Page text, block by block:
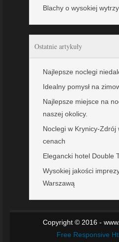
Blachy o wysokiej
Ostatnie artykuły
Najlepsze noclegi
Idealny pomysł na
Najlepsze miejsce na
naszej okolicy.
Noclegi w Krynicy-Zdrój
cenach
Elegancki hotel Double
Wysokiej jakości
Warszawą
Copyright © 2016 -
Free Responsive